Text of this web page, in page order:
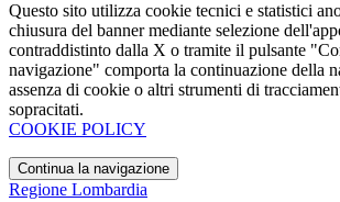
Questo sito utilizza cookie tecnici e statistici
chiusura del banner mediante selezione
contraddistinto dalla X o tramite il pulsante
navigazione" comporta la continuazione della
assenza di cookie o altri strumenti di
sopracitati.
COOKIE POLICY
Continua la navigazione
Regione Lombardia